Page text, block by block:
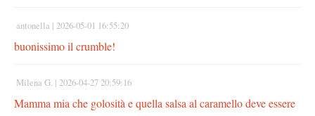
antonella | 2026-05-01 16:55:20
buonissimo il crumble!
Milena G. | 2026-04-27 20:59:16
Mamma mia che golosità e quella salsa al caramello deve essere